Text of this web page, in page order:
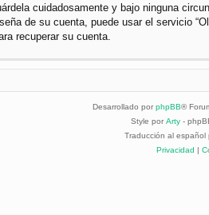
cuidadosamente y bajo ninguna
de su cuenta, puede usar el servicio
recuperar su cuenta.
Desarrollado por phpBB®
Style por Arty -
Traducción al español
Privacidad |